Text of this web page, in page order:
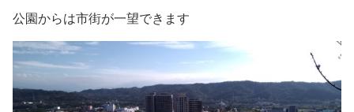
公園からは市街が一望できます